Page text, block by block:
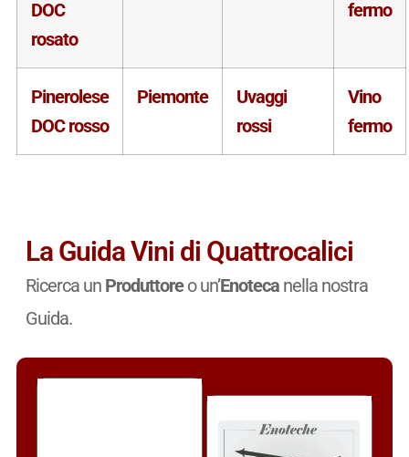
DOC
rosato
fermo
Pinerolese
DOC rosso
Piemonte
Uvaggi
rossi
Vino
fermo
La Guida Vini di Quattrocalici
Ricerca un Produttoreo un’Enotecanella nostra
Guida.